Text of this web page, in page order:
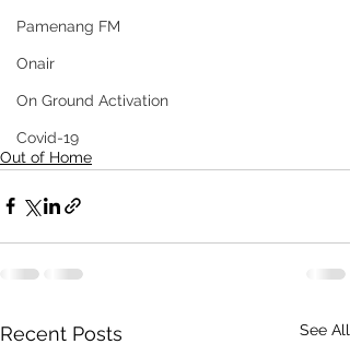
Pamenang FM
Onair
On Ground Activation
Covid-19
Out of Home
Recent Posts See All